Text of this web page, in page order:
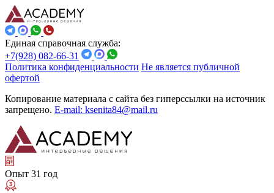
Единая справочная служба:
+7(928) 082-66-31
Политика конфиденциальности Не является публичной
офертой
Копирование материала с сайта без гиперссылки на источник
запрещено. E-mail: ksenita84@mail.ru
Опыт 31 год